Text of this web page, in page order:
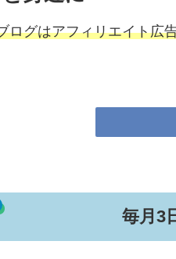
ログはアフィリエイト広
毎月3